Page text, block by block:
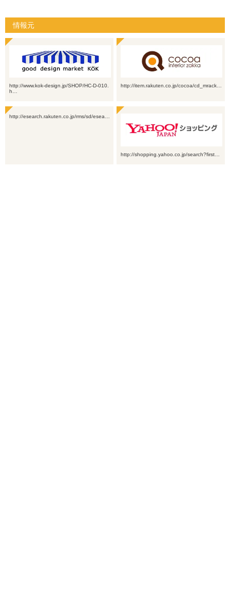
情報元
http://www.kok-design.jp/SHOP/HC-D-010.
h…
http://item.rakuten.co.jp/cocoa/cd_mrack…
http://esearch.rakuten.co.jp/rms/sd/esea…
http://shopping.yahoo.co.jp/search?first…